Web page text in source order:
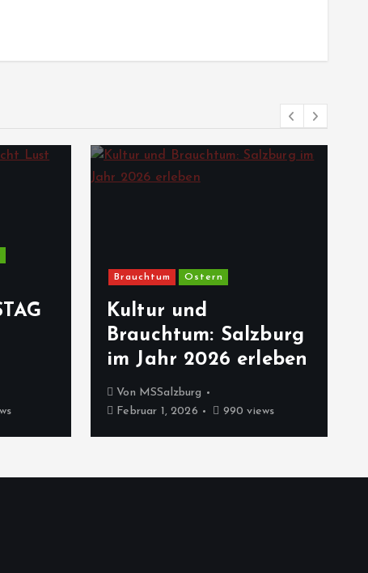
Brauchtum Ostern
Kultur und
Brauchtum: Salzburg
im Jahr 2026 erleben
Von MSSalzburg
Februar 1, 2026
990 views